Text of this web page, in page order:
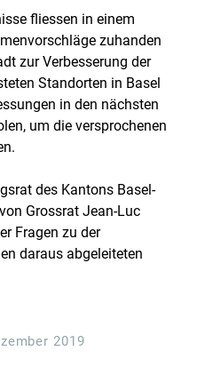
fliessen in einem
zuhanden
zur Verbesserung der
Standorten in Basel
in den nächsten
um die versprochenen
des Kantons Basel-
von Grossrat Jean-Luc
Fragen zu der
daraus abgeleiteten
2019